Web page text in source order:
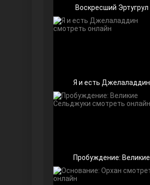
Далекий город
Воскресший Эртугрул
Я и есть Джелаладдин
Пробуждение: Великие